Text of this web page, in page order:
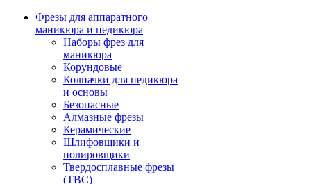
Фрезы для аппаратного
маникюра и педикюра
Наборы фрез для
маникюра
Корундовые
Колпачки для педикюра
и основы
Безопасные
Алмазные фрезы
Керамические
Шлифовщики и
полировщики
Твердосплавные фрезы
(ТВС)